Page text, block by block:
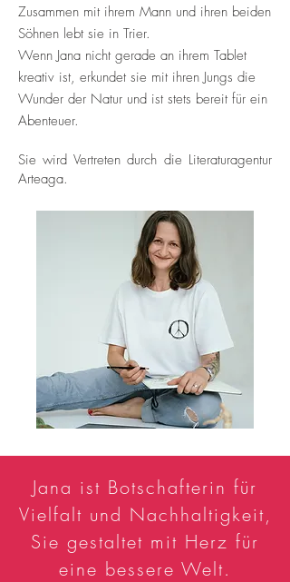
Zusammen mit ihrem Mann und ihren beiden
Söhnen lebt sie in Trier.
Wenn Jana nicht gerade an ihrem Tablet
kreativ ist, erkundet sie mit ihren Jungs die
Wunder der Natur und ist stets bereit für ein
Abenteuer.
Sie wird Vertreten durch die Literaturagentur
Arteaga.
Jana ist Botschafterin für
Vielfalt und Nachhaltigkeit,
Sie gestaltet mit Herz für
eine bessere Welt.